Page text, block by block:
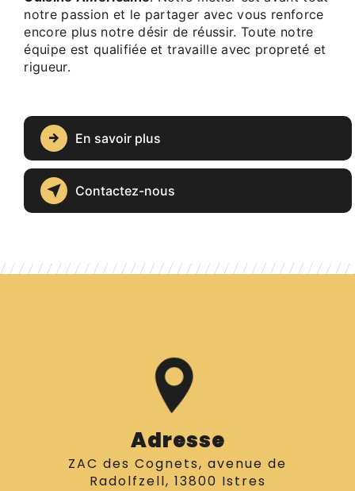
notre passion et le partager avec vous renforce
encore plus notre désir de réussir. Toute notre
équipe est qualifiée et travaille avec propreté et
rigueur.
En savoir plus
Contactez-nous
Adresse
ZAC des Cognets, avenue de
Radolfzell, 13800 Istres